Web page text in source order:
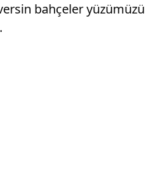
bahçeler yüzümüzü